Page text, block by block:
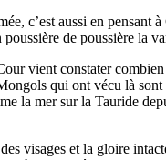
c’est aussi en
de poussière la
vient constater
qui ont vécu là
la mer sur la Tauride
visages et la gloire